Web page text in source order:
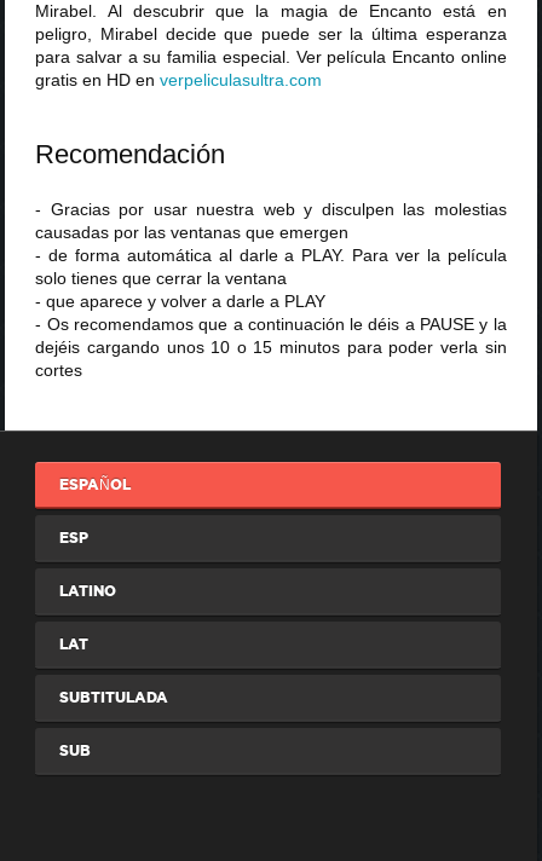
Mirabel. Al descubrir que la magia de Encanto está en
peligro, Mirabel decide que puede ser la última esperanza
para salvar a su familia especial. Ver película Encanto online
gratis en HD enverpeliculasultra .com
Recomendación
- Gracias por usar nuestra web y disculpen las molestias
causadas por las ventanas que emergen
- de forma automática al darle a PLAY. Para ver la película
solo tienes que cerrar la ventana
- que aparece y volver a darle a PLAY
- Os recomendamos que a continuación le déis a PAUSE y la
dejéis cargando unos 10 o 15 minutos para poder verla sin
cortes
ESPAÑOL
ESP
LATINO
LAT
SUBTITULADA
SUB